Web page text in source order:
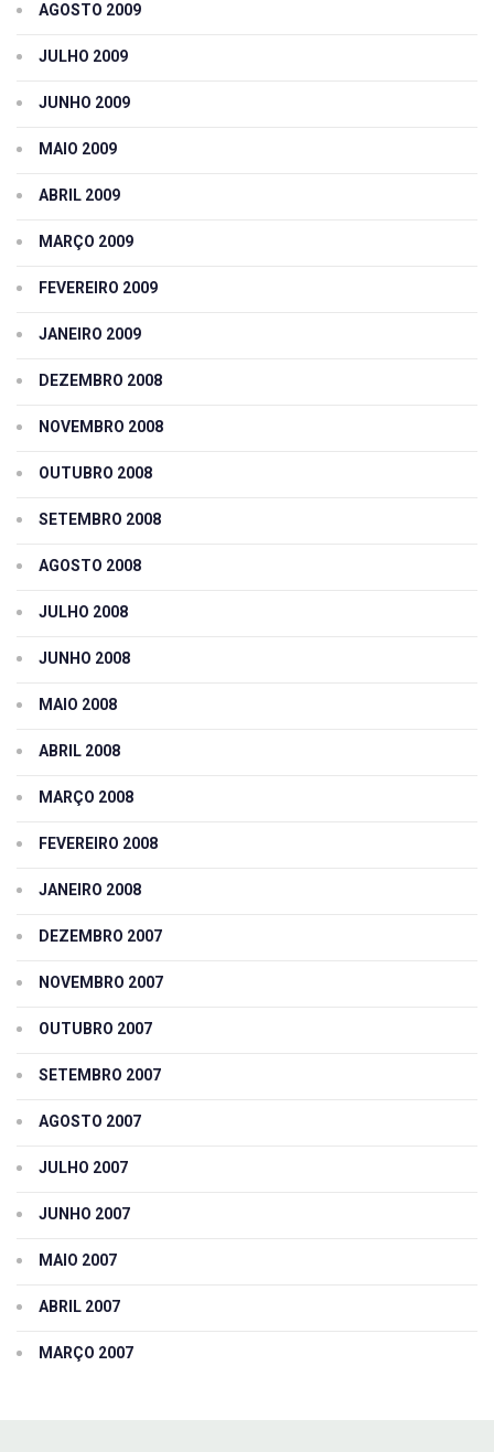
AGOSTO 2009
JULHO 2009
JUNHO 2009
MAIO 2009
ABRIL 2009
MARÇO 2009
FEVEREIRO 2009
JANEIRO 2009
DEZEMBRO 2008
NOVEMBRO 2008
OUTUBRO 2008
SETEMBRO 2008
AGOSTO 2008
JULHO 2008
JUNHO 2008
MAIO 2008
ABRIL 2008
MARÇO 2008
FEVEREIRO 2008
JANEIRO 2008
DEZEMBRO 2007
NOVEMBRO 2007
OUTUBRO 2007
SETEMBRO 2007
AGOSTO 2007
JULHO 2007
JUNHO 2007
MAIO 2007
ABRIL 2007
MARÇO 2007